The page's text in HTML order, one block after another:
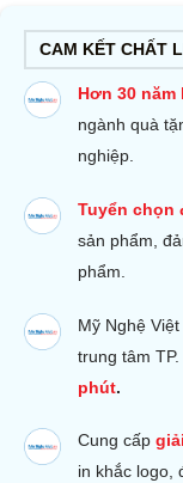
CAM KẾT CHẤT
Hơn 30
ngành quà
nghiệp.
Tuyển
sản phẩm,
phẩm.
Mỹ Nghệ
trung tâm
phút.
Cung cấp
in khắc logo,